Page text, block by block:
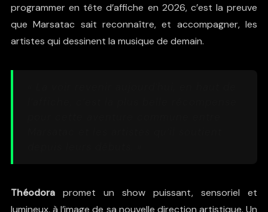
programmer en tête d’affiche en 2026, c’est la preuve
que Marsatac sait reconnaître, et accompagner, les
artistes qui dessinent la musique de demain.
Théodorapromet un show puissant, sensoriel et
lumineux, à l’image de sa nouvelle direction artistique. Un